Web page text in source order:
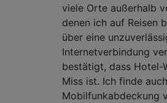
viele Orte außerhalb
denen ich auf Reisen
über eine
Internetverbindung
bestätigt, dass Hotel-
Miss ist. Ich finde
Mobilfunkabdeckung